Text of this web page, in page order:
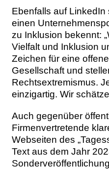
Ebenfalls auf
einen
zu Inklusion bekennt:
Vielfalt und Inklusion
Zeichen für eine
Gesellschaft und
Rechtsextremismus.
einzigartig. Wir
Auch gegenüber
Firmenvertretende
Webseiten des
Text aus dem Jahr